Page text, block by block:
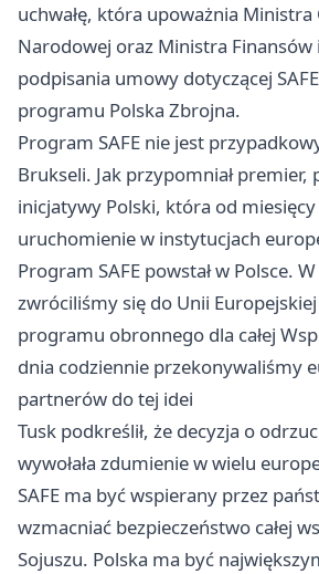
uchwałę, która upoważnia
Narodowej oraz Ministra Finansów
podpisania umowy dotyczącej
programu Polska Zbrojna.
Program SAFE nie jest
Brukseli. Jak przypomniał premier,
inicjatywy Polski, która od miesięcy
uruchomienie w instytucjach
Program SAFE powstał w Polsce.
zwróciliśmy się do Unii
programu obronnego dla całej
dnia codziennie przekonywaliśmy
partnerów do tej idei
Tusk podkreślił, że decyzja o
wywołała zdumienie w wielu
SAFE ma być wspierany przez
wzmacniać bezpieczeństwo całej
Sojuszu. Polska ma być